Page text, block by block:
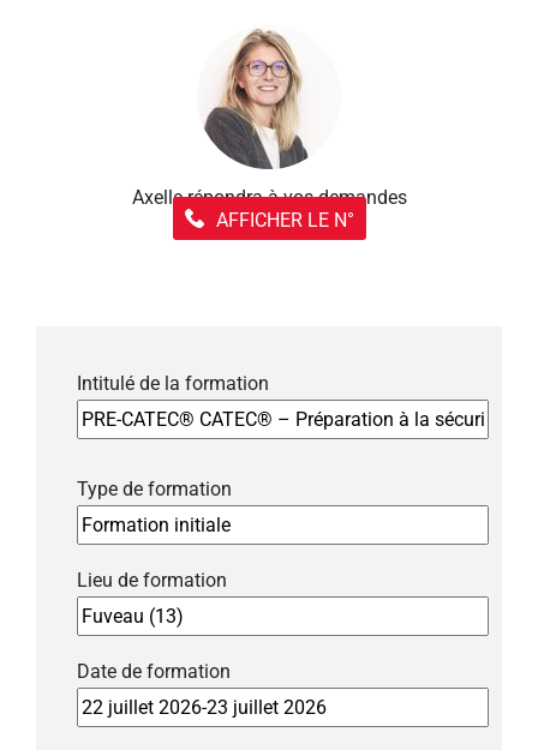
Axelle répondra à vos demandes
AFFICHER LE N°
Intitulé de la formation
Type de formation
Lieu de formation
Date de formation